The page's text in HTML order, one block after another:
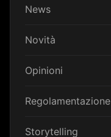
News
Novità
Opinioni
Regolamentazione
Storytelling